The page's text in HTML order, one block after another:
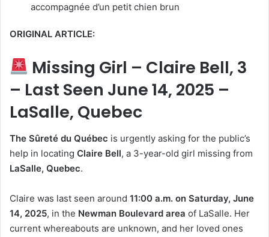
accompagnée d’un petit chien brun
ORIGINAL ARTICLE:
Missing Girl – Claire Bell, 3
– Last Seen June 14, 2025 –
LaSalle, Quebec
The Sûreté du Québec is urgently asking for the public’s
help in locating Claire Bell, a 3-year-old girl missing from
LaSalle, Quebec.
Claire was last seen around 11:00 a.m. on Saturday, June
14, 2025, in the Newman Boulevard area of LaSalle. Her
current whereabouts are unknown, and her loved ones